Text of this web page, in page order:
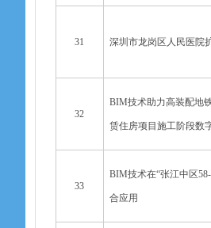
31 深圳市龙岗区人民医院
32
BIM技术助力高装配地
赁住房项目施工阶段数
33
BIM技术在“张江中区
合应用